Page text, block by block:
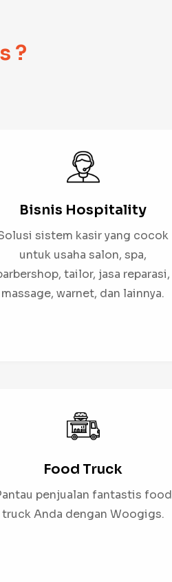
?
Bisnis Hospitality
sistem kasir yang cocok
untuk usaha salon, spa,
tailor, jasa reparasi,
massage, warnet, dan lainnya.
Food Truck
penjualan fantastis food
truck Anda dengan Woogigs.